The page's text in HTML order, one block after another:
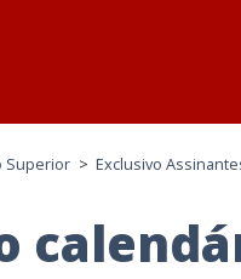
Superior > Exclusivo